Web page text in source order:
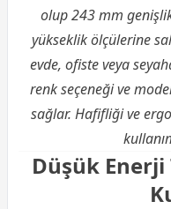
olup 243 mm
yükseklik ölçülerine
evde, ofiste veya
renk seçeneği ve
sağlar. Hafifliği ve
Düşük